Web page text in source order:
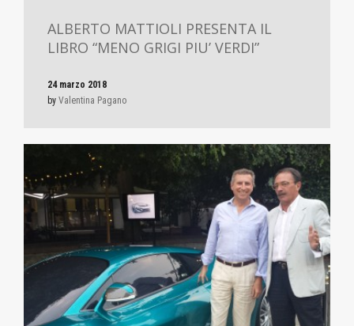
ALBERTO MATTIOLI PRESENTA IL
LIBRO “MENO GRIGI PIU’ VERDI”
24 marzo 2018
by Valentina Pagano